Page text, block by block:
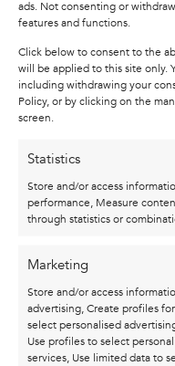
ads. Not consenting or
features and functions.
Click below to consent to the
will be applied to this site only.
including withdrawing your
Policy, or by clicking on the
screen.
Statistics
Store and/or access
performance, Measure
through statistics or
Marketing
Store and/or access
advertising, Create profiles
select personalised
Use profiles to select
services, Use limited data to
van vertrouwen en
bewogen wereld,
Van dit beeld is er
graag een
18214803 voor de
Sold out!